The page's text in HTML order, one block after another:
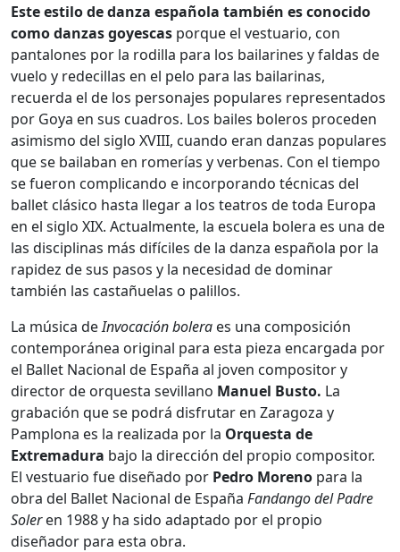
Este estilo de danza española también es conocido
como danzas goyescas porque el vestuario, con
pantalones por la rodilla para los bailarines y faldas de
vuelo y redecillas en el pelo para las bailarinas,
recuerda el de los personajes populares representados
por Goya en sus cuadros. Los bailes boleros proceden
asimismo del siglo XVIII, cuando eran danzas populares
que se bailaban en romerías y verbenas. Con el tiempo
se fueron complicando e incorporando técnicas del
ballet clásico hasta llegar a los teatros de toda Europa
en el siglo XIX. Actualmente, la escuela bolera es una de
las disciplinas más difíciles de la danza española por la
rapidez de sus pasos y la necesidad de dominar
también las castañuelas o palillos.
La música deInvocación bolera es una composición
contemporánea original para esta pieza encargada por
el Ballet Nacional de España al joven compositor y
director de orquesta sevillano Manuel Busto. La
grabación que se podrá disfrutar en Zaragoza y
Pamplona es la realizada por la Orquesta de
Extremadura bajo la dirección del propio compositor.
El vestuario fue diseñado por Pedro Moreno para la
obra del Ballet Nacional de España Fandango del Padre
Soleren 1988 y ha sido adaptado por el propio
diseñador para esta obra.